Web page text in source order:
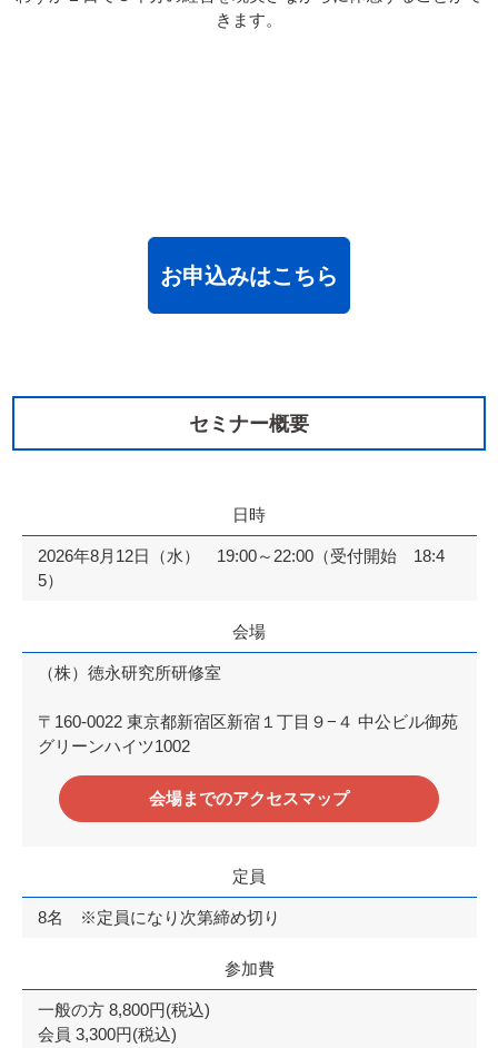
きます。
お申込みはこちら
セミナー概要
日時
2026年8月12日（水） 19:00～22:00（受付開始 18:4
5）
会場
（株）徳永研究所研修室
〒160-0022 東京都新宿区新宿１丁目９−４ 中公ビル御苑
グリーンハイツ1002
会場までのアクセスマップ
定員
8名 ※定員になり次第締め切り
参加費
一般の方 8,800円(税込)
会員 3,300円(税込)